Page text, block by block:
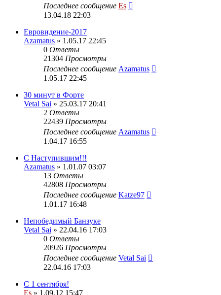
Последнее сообщение Es
13.04.18 22:03
Евровидение-2017
Azamatus » 1.05.17 22:45
0 Ответы
21304 Просмотры
Последнее сообщение Azamatus
1.05.17 22:45
30 минут в Форте
Vetal Sai » 25.03.17 20:41
2 Ответы
22439 Просмотры
Последнее сообщение Azamatus
1.04.17 16:55
С Наступившим!!!
Azamatus » 1.01.07 03:07
13 Ответы
42808 Просмотры
Последнее сообщение Katze97
1.01.17 16:48
Непобедимый Банзуке
Vetal Sai » 22.04.16 17:03
0 Ответы
20926 Просмотры
Последнее сообщение Vetal Sai
22.04.16 17:03
С 1 сентября!
Es » 1.09.12 15:47